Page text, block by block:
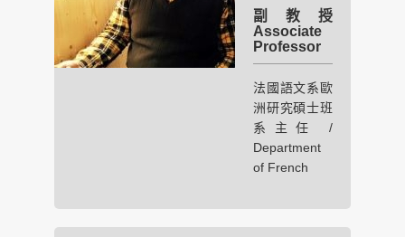
副教授
Associate
Professor
法國語文系歐
洲研究碩士班
系主任 /
Department
of French